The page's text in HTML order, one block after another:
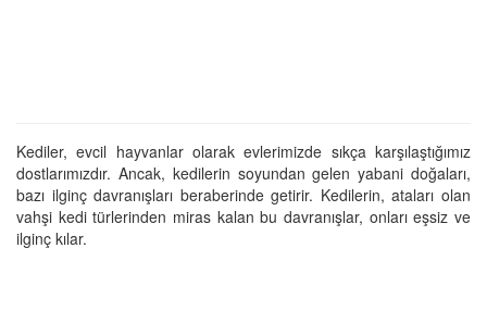
Kediler, evcil hayvanlar olarak evlerimizde sıkça karşılaştığımız
dostlarımızdır. Ancak, kedilerin soyundan gelen yabani doğaları,
bazı ilginç davranışları beraberinde getirir. Kedilerin, ataları olan
vahşi kedi türlerinden miras kalan bu davranışlar, onları eşsiz ve
ilginç kılar.